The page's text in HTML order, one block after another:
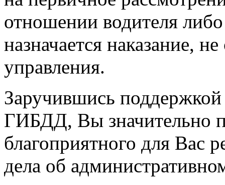
отношении водителя
назначается наказание,
управления.
Заручившись
ГИБДД, Вы значительно
благоприятного для Вас
дела об